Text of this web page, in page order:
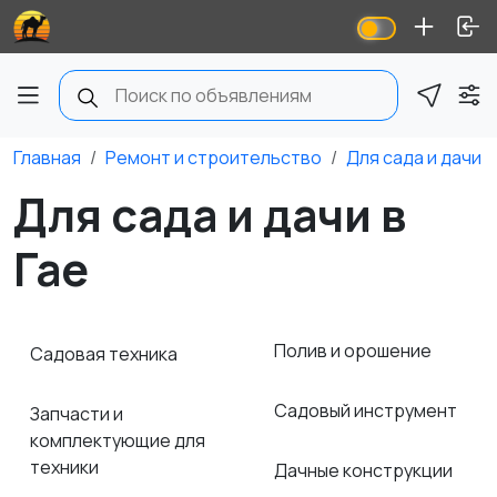
Главная Ремонт и строительство Для сада и дачи
Для сада и дачи в
Гае
Садовая техника
Запчасти и
комплектующие для
техники
Полив и орошение
Садовый инструмент
Дачные конструкции